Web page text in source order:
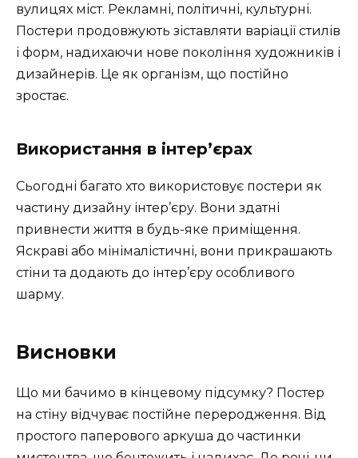
вулицях міст. Рекламні, політичні, культурні.
Постери продовжують зіставляти варіації стилів
і форм, надихаючи нове покоління художників і
дизайнерів. Це як організм, що постійно
зростає.
Використання в інтер’єрах
Сьогодні багато хто використовує постери як
частину дизайну інтер’єру. Вони здатні
привнести життя в будь-яке приміщення.
Яскраві або мінімалістичні, вони прикрашають
стіни та додають до інтер’єру особливого
шарму.
Висновки
Що ми бачимо в кінцевому підсумку? Постер
на стіну відчуває постійне переродження. Від
простого паперового аркуша до частинки